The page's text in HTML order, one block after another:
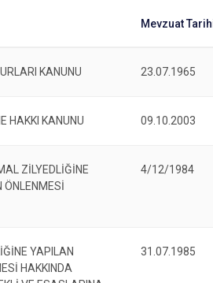
Didim
KANUNU 23.07.1965
HAKKI KANUNU 09.10.2003
ZİLYEDLİĞİNE
ÖNLENMESİ
4/12/1984
YAPILAN
HAKKINDA
31.07.1985